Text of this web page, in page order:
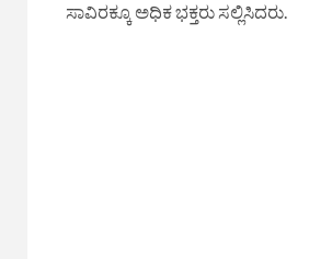
ಸಾವಿರಕ್ಕೂ ಅಧಿಕ ಭಕ್ತರು ಸಲ್ಲಿಸಿದರು.